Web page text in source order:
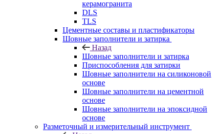
керамогранита
DLS
TLS
Цементные составы и пластификаторы
Шовные заполнители и затирка
Назад
Шовные заполнители и затирка
Приспособления для затирки
Шовные заполнители на силиконовой
основе
Шовные заполнители на цементной
основе
Шовные заполнители на эпоксидной
основе
Разметочный и измерительный инструмент